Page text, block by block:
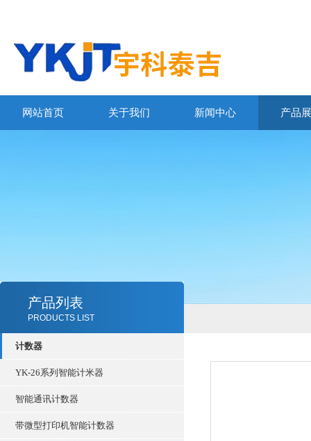
网站首页 关于我们 新闻中心 产品
产品列表
PRODUCTS LIST
计数器
YK-26系列智能计米器
智能通讯计数器
带微型打印机智能计数器